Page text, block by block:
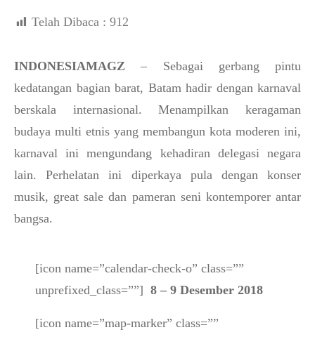
Telah Dibaca : 912
INDONESIAMAGZ – Sebagai gerbang pintu
kedatangan bagian barat, Batam hadir dengan karnaval
berskala internasional. Menampilkan keragaman
budaya multi etnis yang membangun kota moderen ini,
karnaval ini mengundang kehadiran delegasi negara
lain. Perhelatan ini diperkaya pula dengan konser
musik, great sale dan pameran seni kontemporer antar
bangsa.
[icon name=”calendar-check-o” class=””
unprefixed_class=””] 8 – 9 Desember 2018
[icon name=”map-marker” class=””